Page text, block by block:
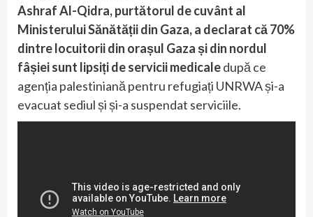
Ashraf Al-Qidra, purtătorul de cuvânt al
Ministerului Sănătății din Gaza, a declarat că 70%
dintre locuitorii din orașul Gaza și din nordul
fâșiei sunt lipsiți de servicii medicaledupă ce
agenția palestiniană pentru refugiați UNRWA și-a
evacuat sediul și și-a suspendat serviciile.